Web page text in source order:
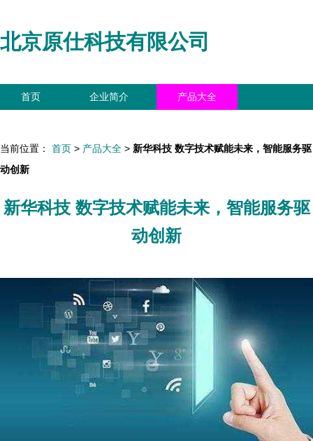
北京原仕科技有限公司
首页 企业简介 产品大全
当前位置： 首页 > 产品大全 > 新华科技 数字技术赋能未来，智能服务驱
动创新
新华科技 数字技术赋能未来，智能服务驱
动创新